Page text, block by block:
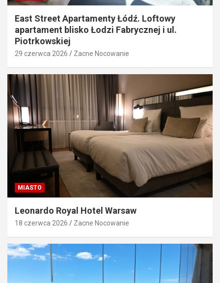
East Street Apartamenty Łódź. Loftowy
apartament blisko Łodzi Fabrycznej i ul.
Piotrkowskiej
29 czerwca 2026 Zacne Nocowanie
MIASTO
Leonardo Royal Hotel Warsaw
18 czerwca 2026 Zacne Nocowanie